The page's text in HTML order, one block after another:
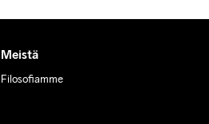
Meistä
Filosofiamme